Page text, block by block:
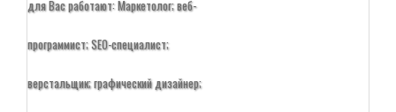
для Вас работают: Маркетолог; веб-
программист; SEO-специалист;
верстальщик; графический дизайнер;